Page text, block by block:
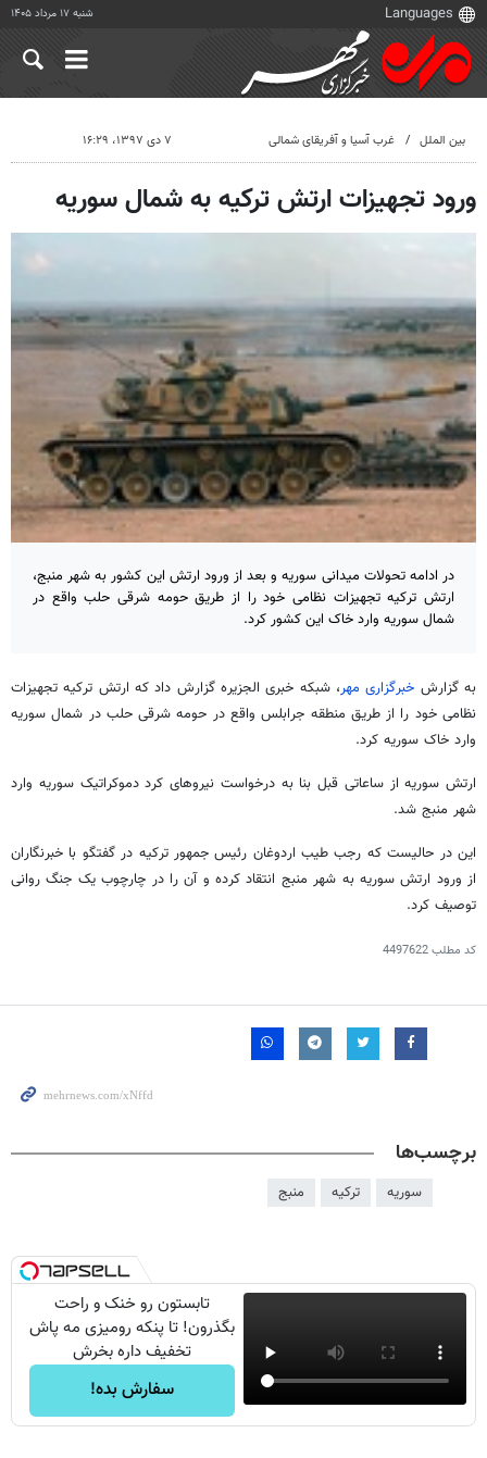
شنبه ۱۷ مرداد ۱۴۰۵
بین الملل غرب آسیا و آفریقای شمالی ۷ دی ۱۳۹۷، ۱۶:۲۹
ورود تجهیزات ارتش ترکیه به شمال سوریه
در ادامه تحولات میدانی سوریه و بعد از ورود ارتش این کشور به شهر منبج،
ارتش ترکیه تجهیزات نظامی خود را از طریق حومه شرقی حلب واقع در
شمال سوریه وارد خاک این کشور کرد.
به گزارش خبرگزاری مهر، شبکه خبری الجزیره گزارش داد که ارتش ترکیه تجهیزات
نظامی خود را از طریق منطقه جرابلس واقع در حومه شرقی حلب در شمال سوریه
وارد خاک سوریه کرد.
ارتش سوریه از ساعاتی قبل بنا به درخواست نیروهای کرد دموکراتیک سوریه وارد
شهر منبج شد.
این در حالیست که رجب طیب اردوغان رئیس جمهور ترکیه در گفتگو با خبرنگاران
از ورود ارتش سوریه به شهر منبج انتقاد کرده و آن را در چارچوب یک جنگ روانی
توصیف کرد.
کد مطلب4497622
برچسب‌ها
سوریه ترکیه منبج
تابستون رو خنک و راحت
بگذرون! تا پنکه رومیزی مه پاش
تخفیف داره بخرش
سفارش بده!